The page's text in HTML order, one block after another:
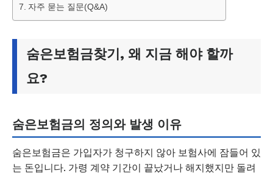
자주 묻는 질문(Q&A)
숨은보험금찾기, 왜 지금 해야 할까
요?
숨은보험금의 정의와 발생 이유
숨은보험금은 가입자가 청구하지 않아 보험사에 잠들어 있
는 돈입니다. 가령 계약 기간이 끝났거나 해지했지만 돌려